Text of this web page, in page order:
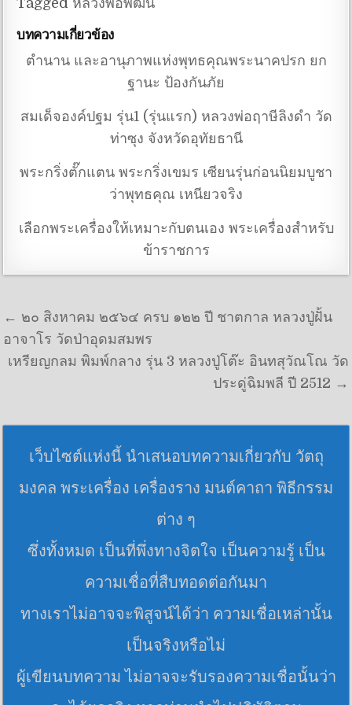
บทความเกี่ยวข้อง
ตำนาน และอานุภาพแห่งพุทธคุณพระนาคปรก ยก
ฐานะ ป้องกันภัย
สมเด็จองค์ปฐม รุ่น1 (รุ่นแรก) หลวงพ่อฤาษีลิงดำ วัด
ท่าซุง จังหวัดอุทัยธานี
พระกริ่งตั๊กแตน พระกริ่งเขมร เซียนรุ่นก่อนนิยมบูชา
ว่าพุทธคุณ เหนียวจริง
เลือกพระเครื่องให้เหมาะกับตนเอง พระเครื่องสำหรับ
ข้าราชการ
แนะแนวเรื่อง
← ๒๐ สิงหาคม ๒๕๖๔ ครบ ๑๒๒ ปี ชาตกาล หลวงปู่ฝั้น
อาจาโร วัดป่าอุดมสมพร
เหรียญกลม พิมพ์กลาง รุ่น 3 หลวงปู่โต๊ะ อินทสุวัณโณ วัด
ประดู่ฉิมพลี ปี 2512 →
เว็บไซต์แห่งนี้ นำเสนอบทความเกี่ยวกับ วัตถุ
มงคล พระเครื่อง เครื่องราง มนต์คาถา พิธีกรรม
ต่าง ๆ
ซึ่งทั้งหมด เป็นที่พึ่งทางจิตใจ เป็นความรู้ เป็น
ความเชื่อที่สืบทอดต่อกันมา
ทางเราไม่อาจจะพิสูจน์ได้ว่า ความเชื่อเหล่านั้น
เป็นจริงหรือไม่
ผู้เขียนบทความ ไม่อาจจะรับรองความเชื่อนั้นว่า